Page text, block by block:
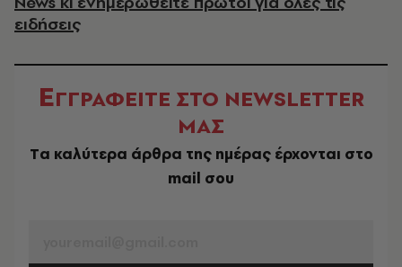
ειδήσεις
ΕΓΓΡΑΦΕΙΤΕ ΣΤΟ NEWSLETTER
ΜΑΣ
Tα καλύτερα άρθρα της ημέρας έρχονται στο
mail σου